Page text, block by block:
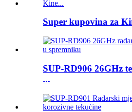
Super kupovina za
SUP-RD906 26GHz
...